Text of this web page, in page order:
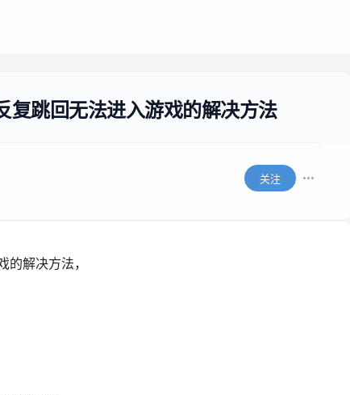
跳回无法进入游戏的解决方法
关注
解决方法，